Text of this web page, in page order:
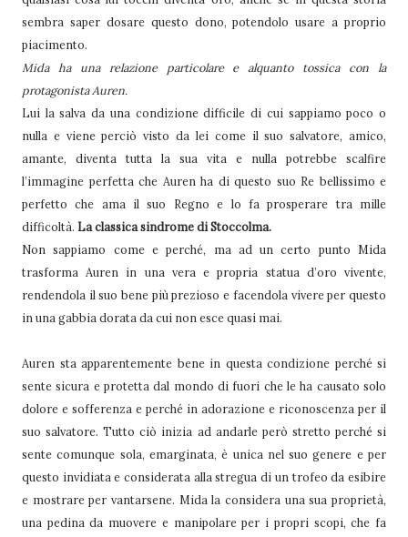
sembra saper dosare questo dono, potendolo usare a proprio
piacimento.
Mida ha una relazione particolare e alquanto tossica con la
protagonista Auren.
Lui la salva da una condizione difficile di cui sappiamo poco o
nulla e viene perciò visto da lei come il suo salvatore, amico,
amante, diventa tutta la sua vita e nulla potrebbe scalfire
l’immagine perfetta che Auren ha di questo suo Re bellissimo e
perfetto che ama il suo Regno e lo fa prosperare tra mille
difficoltà. La classica sindrome di Stoccolma.
Non sappiamo come e perché, ma ad un certo punto Mida
trasforma Auren in una vera e propria statua d’oro vivente,
rendendola il suo bene più prezioso e facendola vivere per questo
in una gabbia dorata da cui non esce quasi mai.
Auren sta apparentemente bene in questa condizione perché si
sente sicura e protetta dal mondo di fuori che le ha causato solo
dolore e sofferenza e perché in adorazione e riconoscenza per il
suo salvatore. Tutto ciò inizia ad andarle però stretto perché si
sente comunque sola, emarginata, è unica nel suo genere e per
questo invidiata e considerata alla stregua di un trofeo da esibire
e mostrare per vantarsene. Mida la considera una sua proprietà,
una pedina da muovere e manipolare per i propri scopi, che fa